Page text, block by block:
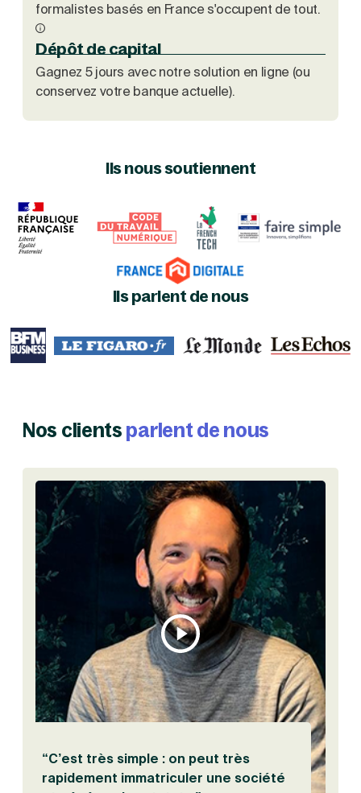
formalistes basés en France s'occupent de tout.
Dépôt de capital
Gagnez 5 jours avec notre solution en ligne (ou
conservez votre banque actuelle).
Ils nous soutiennent
Ils parlent de nous
Nos clients parlent de nous
“C’est très simple : on peut très
rapidement immatriculer une société